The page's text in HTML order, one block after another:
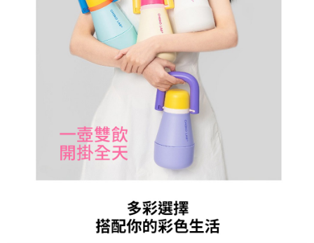
１．透過由恩沛科技股份有限公司提供之「AFTEE先享後付」服務完成之交
易，需依本服務之必要範圍內提供個人資料，並將交易相關給付款項請求債
權轉讓予恩沛科技股份有限公司。
２．關於個人資料處理事宜，請瀏覽以下網址：
https://aftee.tw/terms/#terms3
３．未成年的使用者請事先徵得法定代理人或監護人之同意方可使用
「AFTEE先享後付」，若未經同意申辦者引起之損失，本公司不負相關責
４．使用「AFTEE先享後付」時，將依據個別帳號之用戶狀況，依本公司即
時審查核予不同之上限額度；若仍有額度不足之情形，本公司將視審查結果
請求用戶進行身份認證。
５．嚴禁一人註冊多個帳號或使用他人資訊註冊。若發現惡意使用之情形，
恩沛科技股份有限公司將有權停止該用戶之使用額度並採取法律行動。
每筆NT$80，滿NT$1,000(含以上)免運費
每筆NT$80，滿NT$1,000(含以上)免運費
每筆NT$80，滿NT$1,000(含以上)免運費
每筆NT$200
海外宅配 查看運費